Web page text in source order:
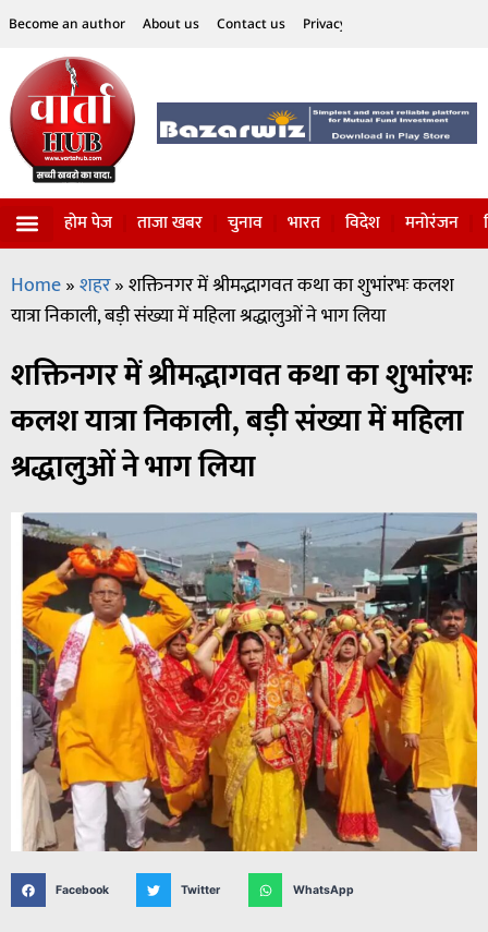
Become an author About us Contact us Privacy Policy
होम पेज ताजा खबर चुनाव भारत विदेश मनोरंजन
Home»शहर»शक्तिनगर में श्रीमद्भागवत कथा का शुभांरभः कलश
यात्रा निकाली, बड़ी संख्या में महिला श्रद्धालुओं ने भाग लिया
शक्तिनगर में श्रीमद्भागवत कथा का शुभांरभः
कलश यात्रा निकाली, बड़ी संख्या में महिला
श्रद्धालुओं ने भाग लिया
Facebook Twitter WhatsApp